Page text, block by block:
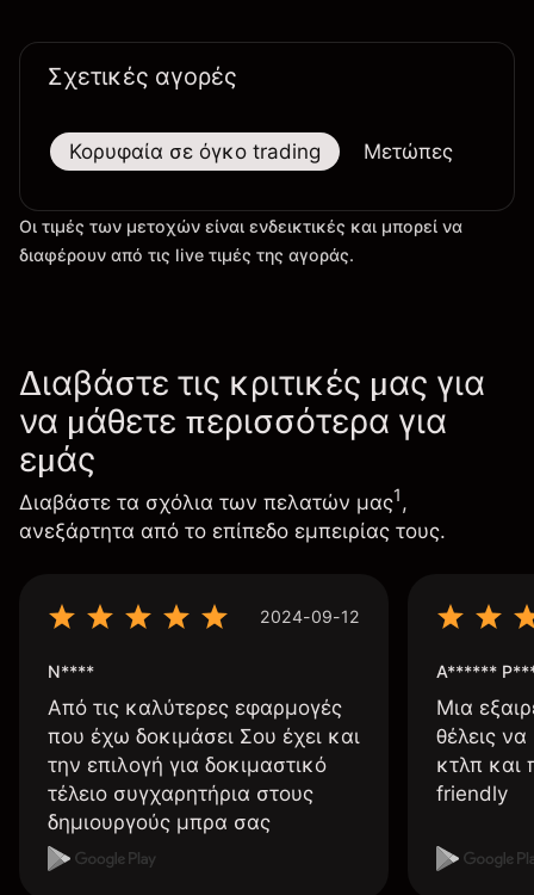
Σχετικές αγορές
Κορυφαία σε όγκο trading Μετώπες
Οι τιμές των μετοχών είναι ενδεικτικές και μπορεί να
διαφέρουν από τις live τιμές της αγοράς.
Διαβάστε τις κριτικές μας για
να μάθετε περισσότερα για
εμάς
Διαβάστε τα σχόλια των πελατών μας1,
ανεξάρτητα από το επίπεδο εμπειρίας τους.
2024-09-12
N****
Από τις καλύτερες εφαρμογές
που έχω δοκιμάσει Σου έχει και
την επιλογή για δοκιμαστικό
τέλειο συγχαρητήρια στους
δημιουργούς μπρα σας
A******
Μια
θέλεις
κτλπ και
friendly